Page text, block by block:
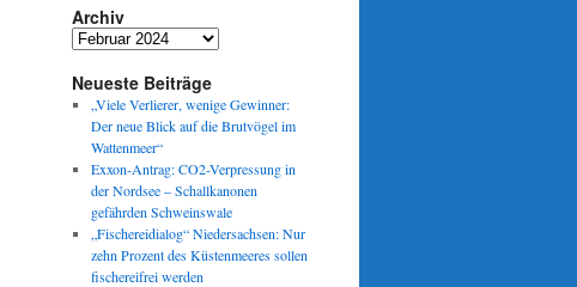
Archiv
Archiv
Neueste Beiträge
„Viele Verlierer, wenige Gewinner:
Der neue Blick auf die Brutvögel im
Wattenmeer“
Exxon-Antrag: CO2-Verpressung in
der Nordsee – Schallkanonen
gefährden Schweinswale
„Fischereidialog“ Niedersachsen: Nur
zehn Prozent des Küstenmeeres sollen
fischereifrei werden